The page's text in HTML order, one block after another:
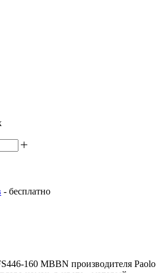
- бесплатно
160 MBBN производителя Paolo